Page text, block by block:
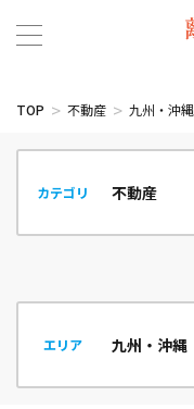
TOP 不動産 九州・沖縄
カテゴリ
エリア